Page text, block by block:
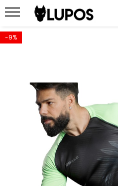
Manusi portar Marimea 6
Manusi portar marimea 7
Manusi portar marimea 8
Manusi portar marimea 9
Manusi portar marimea 10
Manusi portar marimea 11
Accesorii pentru antrenament
Echipament portar
-9%